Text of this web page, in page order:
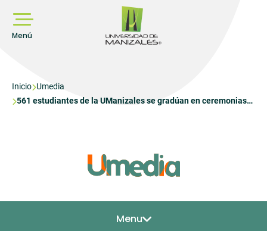
contenido
principal
Menú
Sobrescribir
enlaces
Inicio Umedia
561 estudiantes de la UManizales se gradúan en ceremonias
Menu